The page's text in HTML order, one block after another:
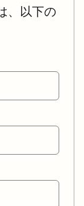
、以下の